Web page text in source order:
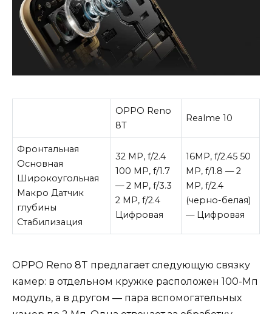
OPPO Reno
8T
Realme 10
Фронтальная
Основная
Широкоугольная
Макро Датчик
глубины
Стабилизация
32 MP, f/2.4
100 MP, f/1.7
— 2 MP, f/3.3
2 MP, f/2.4
Цифровая
16MP, f/2.45 50
MP, f/1.8 — 2
MP, f/2.4
(черно-белая)
— Цифровая
OPPO Reno 8T предлагает следующую связку
камер: в отдельном кружке расположен 100-Мп
модуль, а в другом — пара вспомогательных